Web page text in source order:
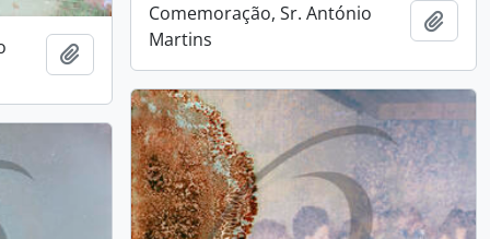
Comemoração, Sr. António
Martins
Add
Add to clipboard